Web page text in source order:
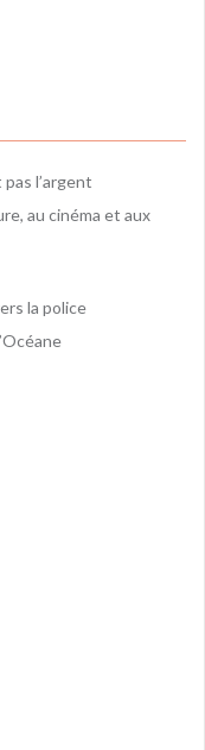
l’argent
au cinéma et aux
la police